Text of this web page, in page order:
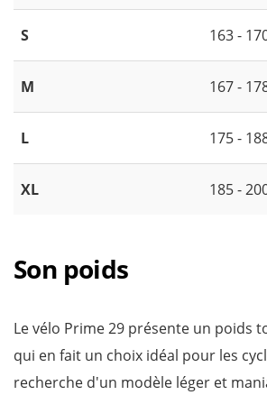
S 163 -
M 167 -
L 175 -
XL 185 -
Son poids
Le vélo Prime 29 présente un poids
qui en fait un choix idéal pour les
recherche d'un modèle léger et